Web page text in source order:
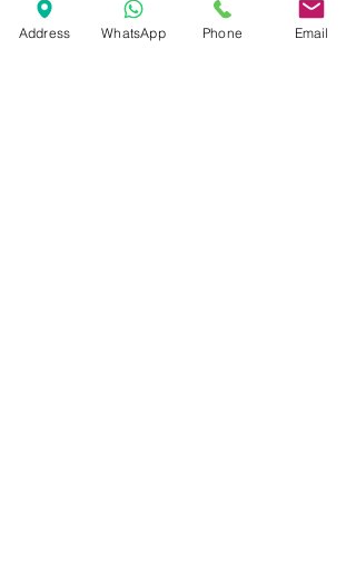
Address WhatsApp Phone Email